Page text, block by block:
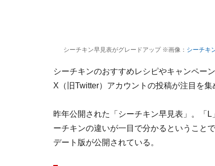
シーチキン早見表がグレードアップ ※画像： シーチキ
シーチキンのおすすめレシピやキャンペー
X（旧Twitter）アカウントの投稿が注目を集
昨年公開された「シーチキン早見表」。「
ーチキンの違いが一目で分かるということ
デート版が公開されている。